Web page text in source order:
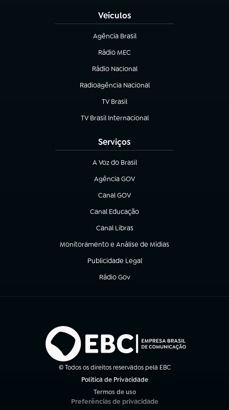
Veículos
Agência Brasil
(abre em nova aba)
Rádio MEC
(abre em nova aba)
Rádio Nacional
Radioagência Nacional
(abre em nova aba)
TV Brasil
(abre em nova aba)
TV Brasil Internacional
(abre em nova aba)
Serviços
A Voz do Brasil
(abre em nova aba)
Agência GOV
(abre em nova aba)
Canal GOV
(abre em nova aba)
Canal Educação
(abre em nova aba)
Canal Libras
(abre em nova aba)
Monitoramento e Análise de Mídias
(abre em nova aba)
Publicidade Legal
(abre em nova aba)
Rádio Gov
(abre em nova aba)
© Todos os direitos reservados pela EBC
Política de Privacidade
Termos de uso
(abre em nova aba)
Preferências de privacidade